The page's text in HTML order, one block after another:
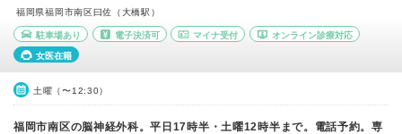
福岡県福岡市南区曰佐（大橋駅）
駐車場あり 電子決済可 マイナ受付 オンライン診療対応
女医在籍
土曜（〜12:30）
福岡市南区の脳神経外科。平日17時半・土曜12時半まで。電話予約。専